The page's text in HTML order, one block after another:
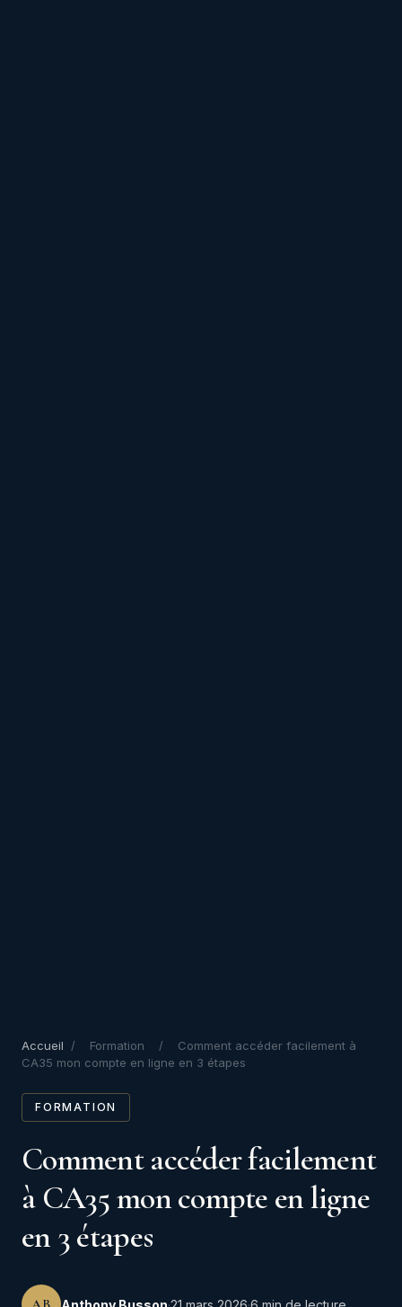
Accueil / Formation /
Comment accéder facilement à
CA35 mon compte en ligne en 3 étapes
FORMATION
Comment accéder facilement
à CA35 mon compte en ligne
en 3 étapes